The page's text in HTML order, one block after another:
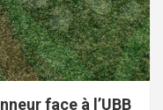
face à l’UBB